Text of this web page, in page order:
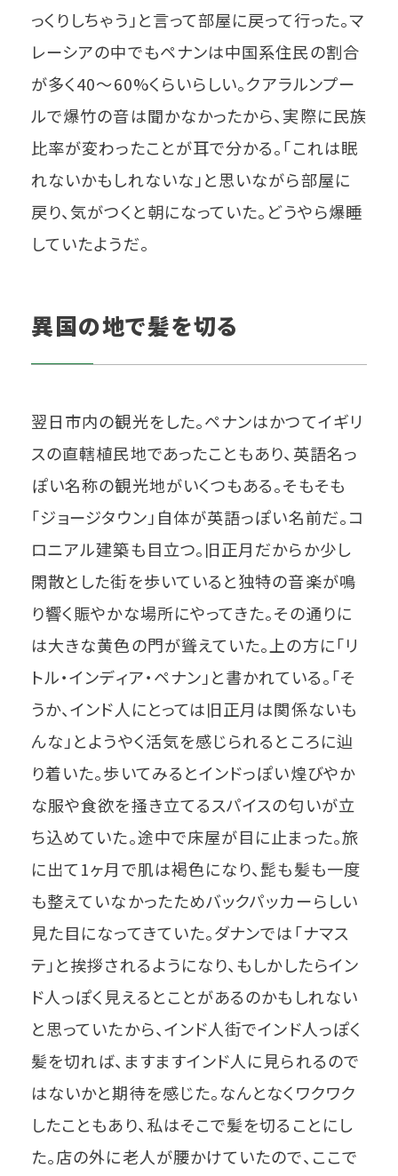
っくりしちゃう」と言って部屋に戻って行った。マ
レーシアの中でもペナンは中国系住民の割合
が多く40〜60%くらいらしい。クアラルンプー
ルで爆竹の音は聞かなかったから、実際に民族
比率が変わったことが耳で分かる。「これは眠
れないかもしれないな」と思いながら部屋に
戻り、気がつくと朝になっていた。どうやら爆睡
していたようだ。
異国の地で髪を切る
翌日市内の観光をした。ペナンはかつてイギリ
スの直轄植民地であったこともあり、英語名っ
ぽい名称の観光地がいくつもある。そもそも
「ジョージタウン」自体が英語っぽい名前だ。コ
ロニアル建築も目立つ。旧正月だからか少し
閑散とした街を歩いていると独特の音楽が鳴
り響く賑やかな場所にやってきた。その通りに
は大きな黄色の門が聳えていた。上の方に「リ
トル・インディア・ペナン」と書かれている。「そ
うか、インド人にとっては旧正月は関係ないも
んな」とようやく活気を感じられるところに辿
り着いた。歩いてみるとインドっぽい煌びやか
な服や食欲を掻き立てるスパイスの匂いが立
ち込めていた。途中で床屋が目に止まった。旅
に出て1ヶ月で肌は褐色になり、髭も髪も一度
も整えていなかったためバックパッカーらしい
見た目になってきていた。ダナンでは「ナマス
テ」と挨拶されるようになり、もしかしたらイン
ド人っぽく見えるとことがあるのかもしれない
と思っていたから、インド人街でインド人っぽく
髪を切れば、ますますインド人に見られるので
はないかと期待を感じた。なんとなくワクワク
したこともあり、私はそこで髪を切ることにし
た。店の外に老人が腰かけていたので、ここで